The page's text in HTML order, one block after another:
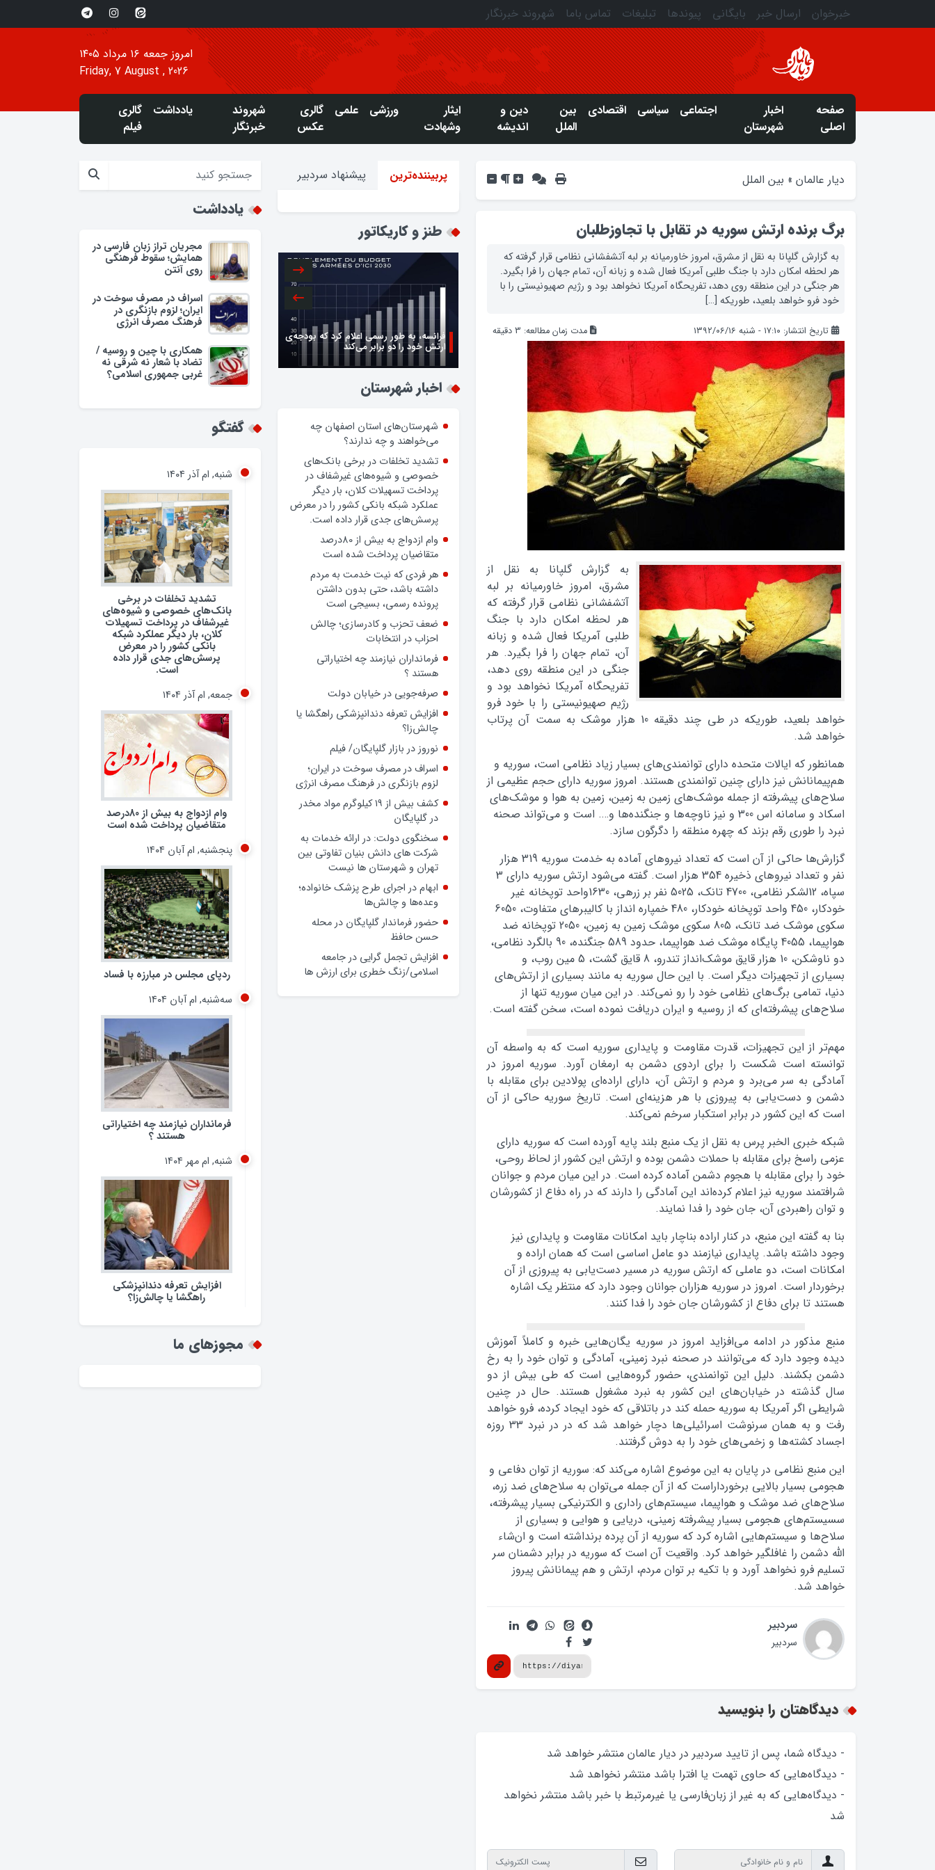
خبرخوان ارسال خبر بایگانی پیوندها تبلیغات تماس باما شهروند خبرنگار
امروز جمعه ۱۶ مرداد ۱۴۰۵
Friday, 7 August , 2026
صفحه
اصلی
اخبار
شهرستان
اجتماعی سیاسی اقتصادی
بین
الملل
دین و
اندیشه
ایثار
وشهادت
ورزشی علمی
گالری
عکس
شهروند
خبرنگار
یادداشت
گالری
فیلم
دیار عالمان » بین الملل
برگ برنده ارتش سوریه در تقابل با تجاوزطلبان
به گزارش گلپانا به نقل از مشرق، امروز خاورمیانه بر لبه آتشفشانی نظامی قرار گرفته که
هر لحظه امکان دارد با جنگ طلبی آمریکا فعال شده و زبانه آن، تمام جهان را فرا بگیرد.
هر جنگی در این منطقه روی دهد، تفریحگاه آمریکا نخواهد بود و رژیم صهیونیستی را با
خود فرو خواهد بلعید، طوریکه […]
تاریخ انتشار: ۱۷:۱۰ - شنبه ۱۳۹۲/۰۶/۱۶ مدت زمان مطالعه: 3 دقیقه
به گزارش گلپانا به نقل از
مشرق، امروز خاورمیانه بر لبه
آتشفشانی نظامی قرار گرفته که
هر لحظه امکان دارد با جنگ
طلبی آمریکا فعال شده و زبانه
آن، تمام جهان را فرا بگیرد. هر
جنگی در این منطقه روی دهد،
تفریحگاه آمریکا نخواهد بود و
رژیم صهیونیستی را با خود فرو
خواهد بلعید، طوریکه در طی چند دقیقه 10 هزار موشک به سمت آن پرتاب
خواهد شد.
همانطور که ایالات متحده دارای توانمندی‌های بسیار زیاد نظامی است، سوریه و
هم‌پیمانانش نیز دارای چنین توانمندی هستند. امروز سوریه دارای حجم عظیمی از
سلاح‌های پیشرفته از جمله موشک‌های زمین به زمین، زمین به هوا و موشک‌های
اسکاد و سامانه اس 300 و نیز ناوچه‌ها و جنگنده‌ها و…. است و می‌تواند صحنه
نبرد را طوری رقم بزند که چهره منطقه را دگرگون سازد.
گزارش‌ها حاکی از آن است که تعداد نیروهای آماده به خدمت سوریه 319 هزار
نفر و تعداد نیروهای ذخیره 354 هزار است. گفته می‌شود ارتش سوریه دارای 3
سپاه، 12لشکر نظامی، 4700 تانک، 5025 نفر بر زرهی، 1630واحد توپخانه غیر
خودکار، 450 واحد توپخانه خودکار، 480 خمپاره انداز با کالیبرهای متفاوت، 6050
سکوی موشک ضد تانک، 805 سکوی موشک زمین به زمین، 2050 توپخانه ضد
هواپیما، 4055 پایگاه موشک ضد هواپیما، حدود 589 جنگنده، 90 بالگرد نظامی،
دو ناوشکن، 10 هزار قایق موشک‌انداز تندرو، 8 قایق گشت، 5 مین روب، و
بسیاری از تجهیزات دیگر است. با این حال سوریه به مانند بسیاری از ارتش‌های
دنیا، تمامی برگ‌های نظامی خود را رو نمی‌کند. در این میان سوریه تنها از
سلاح‌های پیشرفته‌ای که از روسیه و ایران دریافت نموده است، سخن گفته است.
مهم‌تر از این تجهیزات، قدرت مقاومت و پایداری سوریه است که به واسطه آن
توانسته است شکست را برای اردوی دشمن به ارمغان آورد. سوریه امروز در
آمادگی به سر می‌برد و مردم و ارتش آن، دارای اراده‌ای پولادین برای مقابله با
دشمن و دست‌یابی به پیروزی با هر هزینه‌ای است. تاریخ سوریه حاکی از آن
است که این کشور در برابر استکبار سرخم نمی‌کند.
شبکه خبری الخبر پرس به نقل از یک منبع بلند پایه آورده است که سوریه دارای
عزمی راسخ برای مقابله با حملات دشمن بوده و ارتش این کشور از لحاظ روحی،
خود را برای مقابله با هجوم دشمن آماده کرده است. در این میان مردم و جوانان
شرافتمند سوریه نیز اعلام کرده‌اند این آمادگی را دارند که در راه دفاع از کشورشان
و توان راهبردی آن، جان خود را فدا نمایند.
بنا به گفته این منبع، در کنار اراده بناچار باید امکانات مقاومت و پایداری نیز
وجود داشته باشد. پایداری نیازمند دو عامل اساسی است که همان اراده و
امکانات است، دو عاملی که ارتش سوریه در مسیر دست‌یابی به پیروزی از آن
برخوردار است. امروز در سوریه هزاران جوانان وجود دارد که منتظر یک اشاره
هستند تا برای دفاع از کشورشان جان خود را فدا کنند.
منبع مذکور در ادامه می‌افزاید امروز در سوریه یگان‌هایی خبره و کاملاً آموزش
دیده وجود دارد که می‌توانند در صحنه نبرد زمینی، آمادگی و توان خود را به رخ
دشمن بکشند. دلیل این توانمندی، حضور گروه‌هایی است که طی بیش از دو
سال گذشته در خیابان‌های این کشور به نبرد مشغول هستند. حال در چنین
شرایطی اگر آمریکا به سوریه حمله کند در باتلاقی که خود ایجاد کرده، فرو خواهد
رفت و به همان سرنوشت اسرائیلی‌ها دچار خواهد شد که در در نبرد 33 روزه
اجساد کشته‌ها و زخمی‌های خود را به دوش گرفتند.
این منبع نظامی در پایان به این موضوع اشاره می‌کند که: سوریه از توان دفاعی و
هجومی بسیار بالایی برخورداراست که از آن جمله می‌توان به سلاح‌های ضد زره،
سلاح‌های ضد موشک و هواپیما، سیستم‌های راداری و الکترنیکی بسیار پیشرفته،
سسیستم‌های هجومی بسیار پیشرفته زمینی، دریایی و هوایی و بسیاری از
سلاح‌ها و سیستم‌هایی اشاره کرد که سوریه از آن پرده برنداشته است و ان‌شاء
الله دشمن را غافلگیر خواهد کرد. واقعیت آن است که سوریه در برابر دشمنان سر
تسلیم فرو نخواهد آورد و با تکیه بر توان مردم، ارتش و هم پیمانانش پیروز
خواهد شد.
سردبیر
سردبیر
دیدگاهتان را بنویسید
- دیدگاه شما، پس از تایید سردبیر در دیار عالمان منتشر خواهد‌ شد
- دیدگاه‌هایی که حاوی تهمت یا افترا باشد منتشر نخواهد‌ شد
- دیدگاه‌هایی که به غیر از زبان‌فارسی یا غیرمرتبط با خبر باشد منتشر نخواهد‌
شد
پربیننده‌ترین پیشنهاد سردبیر
طنز و کاریکاتور
فرانسه، به طور رسمی اعلام کرد که بودجه‌ی
ارتش خود را دو برابر می‌کند
زن اگر خوب باشه یه زندگی حالش خوبه/
روز زن مبارک
اخبار شهرستان
شهرستان‌های استان اصفهان چه
می‌خواهند و چه ندارند؟
تشدید تخلفات در برخی بانک‌های
خصوصی و شیوه‌های غیرشفاف در
پرداخت تسهیلات کلان، بار دیگر
عملکرد شبکه بانکی کشور را در معرض
پرسش‌های جدی قرار داده است.
وام ازدواج به بیش از 80درصد
متقاضیان پرداخت شده است
هر فردی که نیت خدمت به مردم
داشته باشد، حتی بدون داشتن
پرونده رسمی، بسیجی است
ضعف تحزب و کادرسازی؛ چالش
احزاب در انتخابات
فرمانداران نیازمند چه اختیاراتی
هستند ؟
صرفه‌جویی در خیابان دولت
افزایش تعرفه دندانپزشکی راهگشا یا
چالش‌زا؟
نوروز در بازار گلپایگان/ فیلم
اسراف در مصرف سوخت در ایران؛
لزوم بازنگری در فرهنگ مصرف انرژی
کشف بیش از ۱۹ کیلوگرم مواد مخدر
در گلپایگان
سخنگوی دولت: در ارائه خدمات به
شرکت های دانش بنیان تفاوتی بین
تهران و شهرستان ها نیست
ابهام در اجرای طرح پزشک خانواده؛
وعده‌ها و چالش‌ها
حضور فرماندار گلپایگان در محله
حسن حافظ
افزایش تجمل گرایی در جامعه
یادداشت
مجریان تراز زبان فارسی در
همایش؛ سقوط فرهنگی
روی آنتن
اسراف در مصرف سوخت در
ایران؛ لزوم بازنگری در
فرهنگ مصرف انرژی
همکاری با چین و روسیه /
تضاد با شعار نه شرقی نه
غربی جمهوری اسلامی؟
گفتگو
شنبه, ام آذر ۱۴۰۴
تشدید تخلفات در برخی
بانک‌های خصوصی و شیوه‌های
غیرشفاف در پرداخت تسهیلات
کلان، بار دیگر عملکرد شبکه
بانکی کشور را در معرض
پرسش‌های جدی قرار داده
است.
جمعه, ام آذر ۱۴۰۴
وام ازدواج به بیش از 80درصد
متقاضیان پرداخت شده است
پنجشنبه, ام آبان ۱۴۰۴
ردپای مجلس در مبارزه با فساد
سه‌شنبه, ام آبان ۱۴۰۴
فرمانداران نیازمند چه اختیاراتی
هستند ؟
شنبه, ام مهر ۱۴۰۴
افزایش تعرفه دندانپزشکی
راهگشا یا چالش‌زا؟
مجوزهای ما